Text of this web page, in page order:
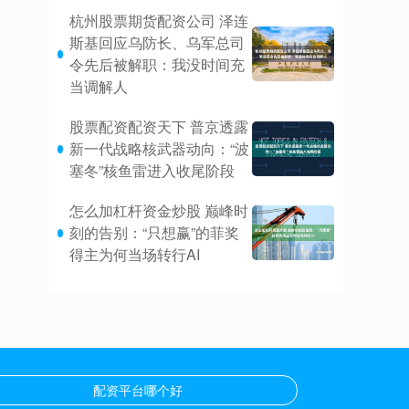
杭州股票期货配资公司 泽连
斯基回应乌防长、乌军总司
令先后被解职：我没时间充
当调解人
股票配资配资天下 普京透露
新一代战略核武器动向：“波
塞冬”核鱼雷进入收尾阶段
怎么加杠杆资金炒股 巅峰时
刻的告别：“只想赢”的菲奖
得主为何当场转行AI
配资平台哪个好